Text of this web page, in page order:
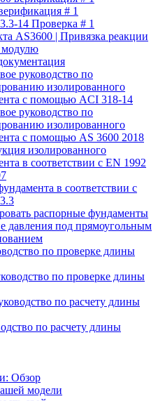
# 1
14 Проверка # 1
AS3600 | Привязка реакции
модулю
руководство по
изолированного
с помощью ACI 318-14
руководство по
изолированного
с помощью AS 3600 2018
изолированного
в соответствии с EN 1992
в соответствии с
распорные фундаменты
давления под прямоугольным
по проверке длины
по проверке длины
по расчету длины
по расчету длины
Обзор
модели